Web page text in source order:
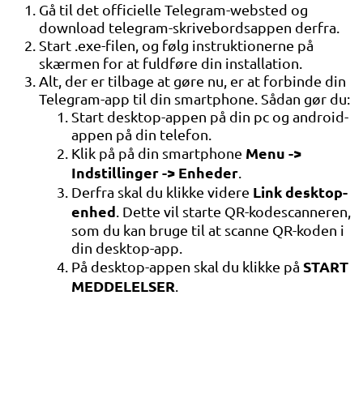
Gå til det officielle Telegram-websted og
download telegram-skrivebordsappen derfra.
Start .exe-filen, og følg instruktionerne på
skærmen for at fuldføre din installation.
Alt, der er tilbage at gøre nu, er at forbinde din
Telegram-app til din smartphone. Sådan gør du:
Start desktop-appen på din pc og android-
appen på din telefon.
Klik på på din smartphone Menu ->
Indstillinger -> Enheder
Derfra skal du klikke videre Link desktop-
enhed . Dette vil starte QR-kodescanneren,
som du kan bruge til at scanne QR-koden i
din desktop-app.
På desktop-appen skal du klikke på START
MEDDELELSER